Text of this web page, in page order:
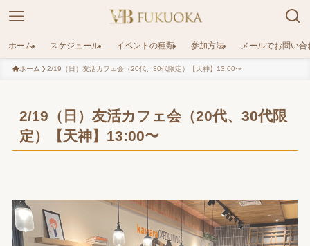
ホーム スケジュール イベントの種類 参加方法 メールでお問い合
ホーム 2/19（日）友活カフェ会（20代、30代限定）【天神】13:00〜
2/19（日）友活カフェ会（20代、30代限
定）【天神】13:00〜